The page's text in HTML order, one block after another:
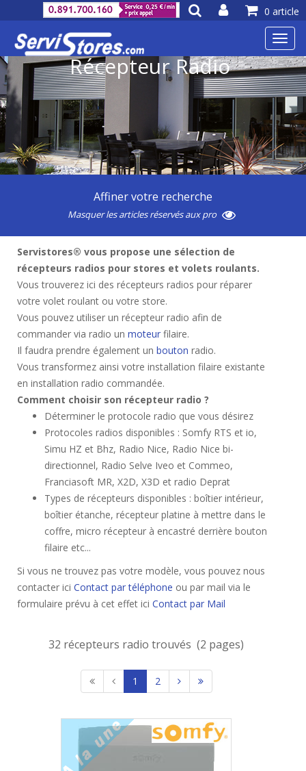
0 article
Récepteur Radio
Affiner votre recherche
Masquer les articles réservés aux pro
Servistores® vous propose une sélection de
récepteurs radios pour stores et volets roulants.
Vous trouverez ici des récepteurs radios pour réparer
votre volet roulant ou votre store.
Vous pouvez utiliser un récepteur radio afin de
commander via radio un moteur filaire.
Il faudra prendre également un bouton radio.
Vous transformez ainsi votre installation filaire existante
en installation radio commandée.
Comment choisir son récepteur radio ?
Déterminer le protocole radio que vous désirez
Protocoles radios disponibles : Somfy RTS et io,
Simu HZ et Bhz, Radio Nice, Radio Nice bi-
directionnel, Radio Selve Iveo et Commeo,
Franciasoft MR, X2D, X3D et radio Deprat
Types de récepteurs disponibles : boîtier intérieur,
boîtier étanche, récepteur platine à mettre dans le
coffre, micro récepteur à encastré derrière bouton
filaire etc...
Si vous ne trouvez pas votre modèle, vous pouvez nous
contacter ici Contact par téléphone ou par mail via le
formulaire prévu à cet effet ici Contact par Mail
32 récepteurs radio trouvés (2 pages)
1 2